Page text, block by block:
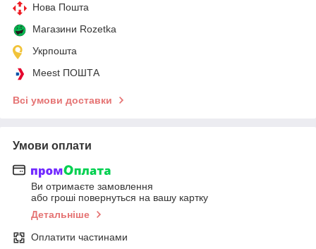
Нова Пошта
Магазини Rozetka
Укрпошта
Meest ПОШТА
Всі умови доставки
Умови оплати
Ви отримаєте замовлення
або гроші повернуться на вашу картку
Детальніше
Оплатити частинами